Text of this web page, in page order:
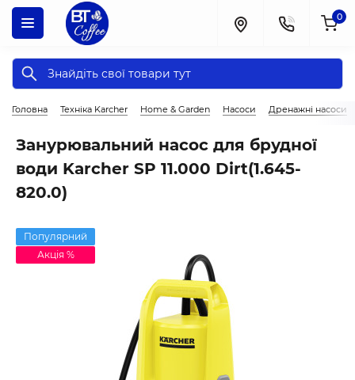
0
Головна Техніка Karcher Home & Garden Насоси Дренажні насоси
Занурювальний насос для брудної
води Karcher SP 11.000 Dirt(1.645-
820.0)
Популярний
Акція %